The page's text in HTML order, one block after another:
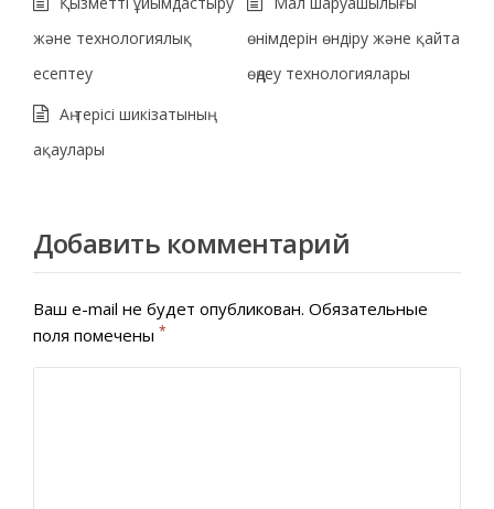
және технологиялық
есептеу
өнімдерін өндіру және қайта
өңдеу технологиялары
Аң терісі шикізатының
ақаулары
Добавить комментарий
Ваш e-mail не будет опубликован. Обязательные
поля помечены *